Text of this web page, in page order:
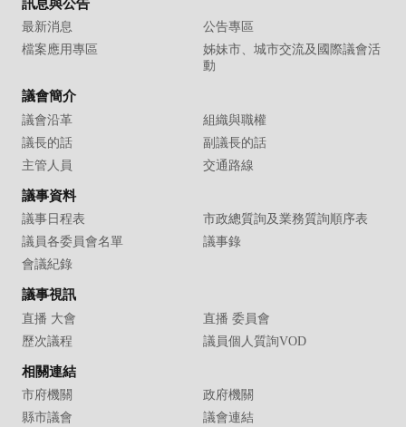
訊息與公告
最新消息
公告專區
檔案應用專區
姊妹市、城市交流及國際議會活
動
議會簡介
議會沿革
組織與職權
議長的話
副議長的話
主管人員
交通路線
議事資料
議事日程表
市政總質詢及業務質詢順序表
議員各委員會名單
議事錄
會議紀錄
議事視訊
直播 大會
直播 委員會
歷次議程
議員個人質詢VOD
相關連結
市府機關
政府機關
縣市議會
議會連結